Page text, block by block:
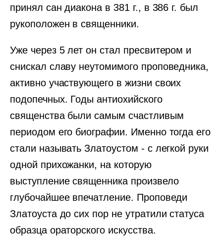
принял сан диакона в 381 г., в 386 г. был
рукоположен в священники.
Уже через 5 лет он стал пресвитером и
снискал славу неутомимого проповедника,
активно участвующего в жизни своих
подопечных. Годы антиохийского
священства были самым счастливым
периодом его биографии. Именно тогда его
стали называть Златоустом - с легкой руки
одной прихожанки, на которую
выступление священника произвело
глубочайшее впечатление. Проповеди
Златоуста до сих пор не утратили статуса
образца ораторского искусства.